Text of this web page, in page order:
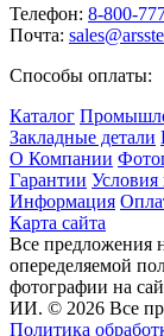
Телефон: 8-800-
Почта:
Способы оплаты:
Каталог
Закладные детали
О Компании
Гарантии Условия
Информация
Карта сайта
Все предложения
опеределяемой
фотографии на
ИИ. © 2026 Все
Политика